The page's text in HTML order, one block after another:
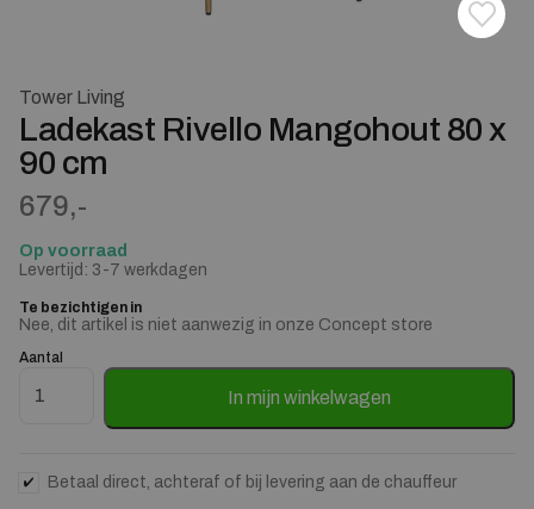
Tower Living
Ladekast Rivello Mangohout 80 x
90 cm
679,-
Op voorraad
Levertijd: 3-7 werkdagen
Te bezichtigen in
Nee, dit artikel is niet aanwezig in onze Concept store
Aantal
Ladekast Rivello Mangohout 80 x 90 cm aantal
In mijn winkelwagen
Betaal direct, achteraf of bij levering aan de chauffeur